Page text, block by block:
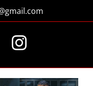
Instagram